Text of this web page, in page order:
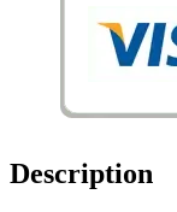
Description